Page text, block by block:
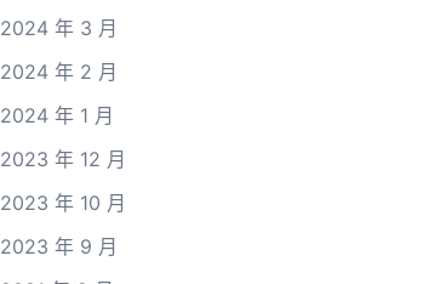
2024 年 3 月
2024 年 2 月
2024 年 1 月
2023 年 12 月
2023 年 10 月
2023 年 9 月